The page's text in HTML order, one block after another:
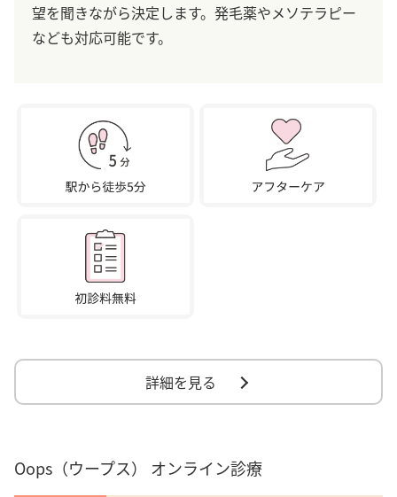
望を聞きながら決定します。発毛薬やメソテラピー
なども対応可能です。
詳細を見る
Oops（ウープス） オンライン診療